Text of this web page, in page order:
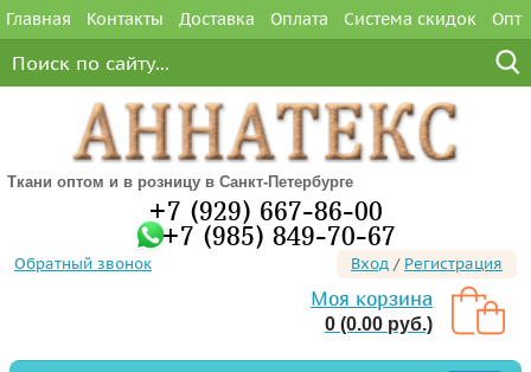
Главная Контакты Доставка Оплата Система скидок Опт
Ткани оптом и в розницу в Санкт-Петербурге
+7 (929) 667-86-00
+7 (985) 849-70-67
Обратный звонок Вход / Регистрация
Моя корзина
0 (0.00 руб.)